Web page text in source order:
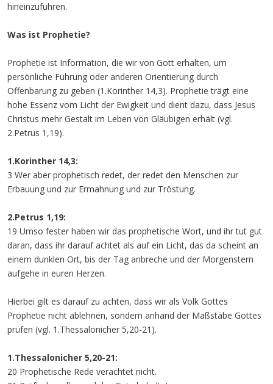
hineinzuführen.
Was ist Prophetie?
Prophetie ist Information, die wir von Gott erhalten, um
persönliche Führung oder anderen Orientierung durch
Offenbarung zu geben (1.Korinther 14,3). Prophetie trägt eine
hohe Essenz vom Licht der Ewigkeit und dient dazu, dass Jesus
Christus mehr Gestalt im Leben von Gläubigen erhält (vgl.
2.Petrus 1,19).
1.Korinther 14,3:
3 Wer aber prophetisch redet, der redet den Menschen zur
Erbauung und zur Ermahnung und zur Tröstung.
2.Petrus 1,19:
19 Umso fester haben wir das prophetische Wort, und ihr tut gut
daran, dass ihr darauf achtet als auf ein Licht, das da scheint an
einem dunklen Ort, bis der Tag anbreche und der Morgenstern
aufgehe in euren Herzen.
Hierbei gilt es darauf zu achten, dass wir als Volk Gottes
Prophetie nicht ablehnen, sondern anhand der Maßstäbe Gottes
prüfen (vgl. 1.Thessalonicher 5,20-21).
1.Thessalonicher 5,20-21:
20 Prophetische Rede verachtet nicht.